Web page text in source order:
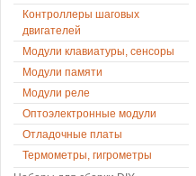
Контроллеры шаговых
двигателей
Модули клавиатуры, сенсоры
Модули памяти
Модули реле
Оптоэлектронные модули
Отладочные платы
Термометры, гигрометры